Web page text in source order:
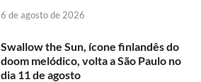
6 de agosto de 2026
Swallow the Sun, ícone finlandês do
doom melódico, volta a São Paulo no
dia 11 de agosto